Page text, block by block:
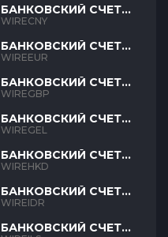
БАНКОВСКИЙ СЧЕТ
CNY
WIRECNY
БАНКОВСКИЙ СЧЕТ
EUR
WIREEUR
БАНКОВСКИЙ СЧЕТ
GBP
WIREGBP
БАНКОВСКИЙ СЧЕТ
GEL
WIREGEL
БАНКОВСКИЙ СЧЕТ
HKD
WIREHKD
БАНКОВСКИЙ СЧЕТ
IDR
WIREIDR
БАНКОВСКИЙ СЧЕТ